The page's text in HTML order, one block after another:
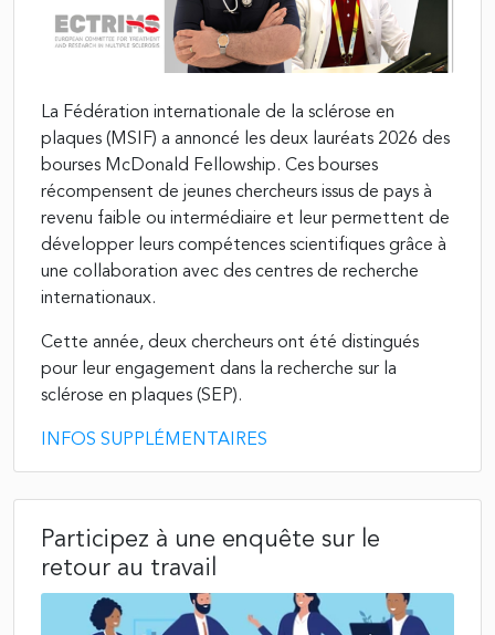
La Fédération internationale de la sclérose en
plaques (MSIF) a annoncé les deux lauréats 2026 des
bourses McDonald Fellowship. Ces bourses
récompensent de jeunes chercheurs issus de pays à
revenu faible ou intermédiaire et leur permettent de
développer leurs compétences scientifiques grâce à
une collaboration avec des centres de recherche
internationaux.
Cette année, deux chercheurs ont été distingués
pour leur engagement dans la recherche sur la
sclérose en plaques (SEP).
INFOS SUPPLÉMENTAIRES
Participez à une enquête sur le
retour au travail